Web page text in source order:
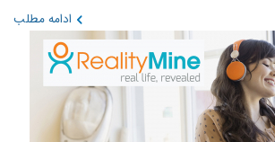
ادامه مطلب